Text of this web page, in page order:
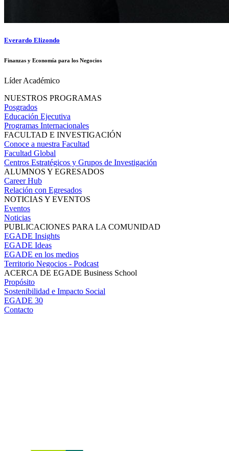
Everardo Elizondo
Finanzas y Economía para los Negocios
Líder Académico
NUESTROS PROGRAMAS
Posgrados
Educación Ejecutiva
Programas Internacionales
FACULTAD E INVESTIGACIÓN
Conoce a nuestra Facultad
Facultad Global
Centros Estratégicos y Grupos de Investigación
ALUMNOS Y EGRESADOS
Career Hub
Relación con Egresados
NOTICIAS Y EVENTOS
Eventos
Noticias
PUBLICACIONES PARA LA COMUNIDAD
EGADE Insights
EGADE Ideas
EGADE en los medios
Territorio Negocios - Podcast
ACERCA DE EGADE Business School
Propósito
Sostenibilidad e Impacto Social
EGADE 30
Contacto